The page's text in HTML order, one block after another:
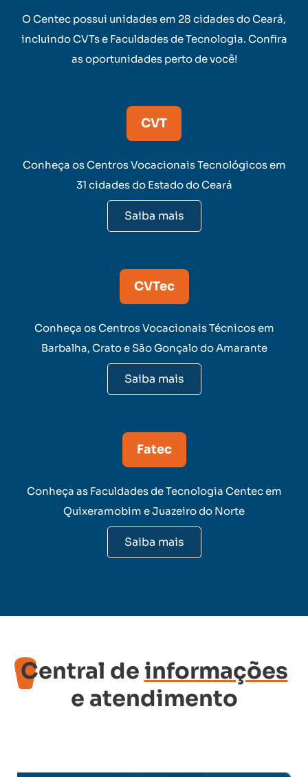
O Centec possui unidades em 28 cidades do Ceará,
incluindo CVTs e Faculdades de Tecnologia. Confira
as oportunidades perto de você!
CVT
Conheça os Centros Vocacionais Tecnológicos em
31 cidades do Estado do Ceará
Saiba mais
CVTec
Conheça os Centros Vocacionais Técnicos em
Barbalha, Crato e São Gonçalo do Amarante
Saiba mais
Fatec
Conheça as Faculdades de Tecnologia Centec em
Quixeramobim e Juazeiro do Norte
Saiba mais
Central de informações
e atendimento